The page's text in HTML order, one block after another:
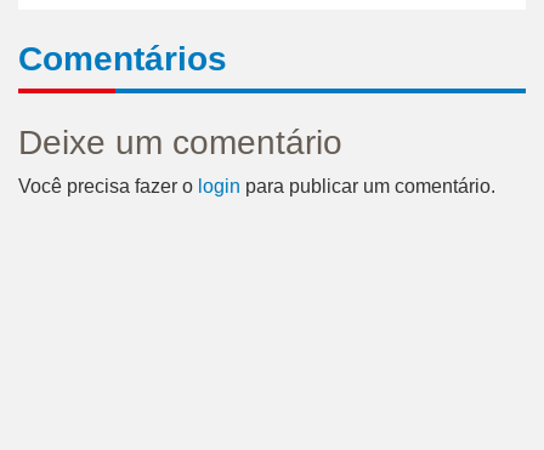
Comentários
Deixe um comentário
Você precisa fazer o login para publicar um comentário.